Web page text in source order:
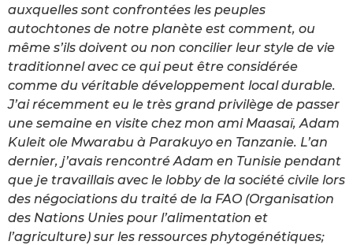
auxquelles sont confrontées les peuples
autochtones de notre planète est comment, ou
même s’ils doivent ou non concilier leur style de vie
traditionnel avec ce qui peut être considérée
comme du véritable développement local durable.
J’ai récemment eu le très grand privilège de passer
une semaine en visite chez mon ami Maasaï, Adam
Kuleit ole Mwarabu à Parakuyo en Tanzanie. L’an
dernier, j’avais rencontré Adam en Tunisie pendant
que je travaillais avec le lobby de la société civile lors
des négociations du traité de la FAO (Organisation
des Nations Unies pour l’alimentation et
l’agriculture) sur les ressources phytogénétiques;